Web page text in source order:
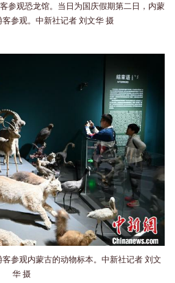
参观恐龙馆。当日为国庆假期第二日，内蒙
参观。中新社记者 刘文华 摄
参观内蒙古的动物标本。中新社记者 刘文
华 摄